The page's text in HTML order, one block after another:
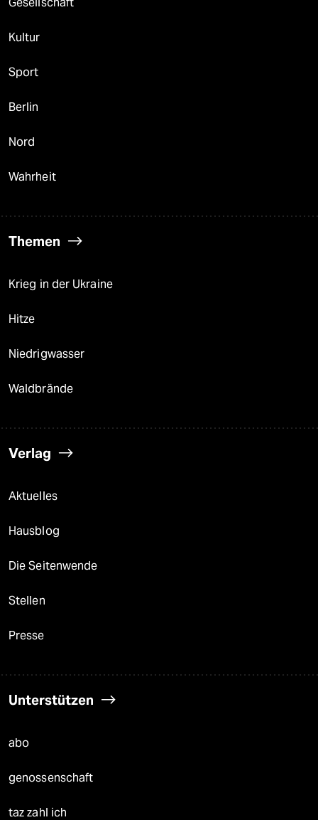
Kultur
Sport
Berlin
Nord
Wahrheit
Themen
Krieg in der Ukraine
Hitze
Niedrigwasser
Waldbrände
Verlag
Aktuelles
Hausblog
Die Seitenwende
Stellen
Presse
Unterstützen
abo
genossenschaft
taz zahl ich